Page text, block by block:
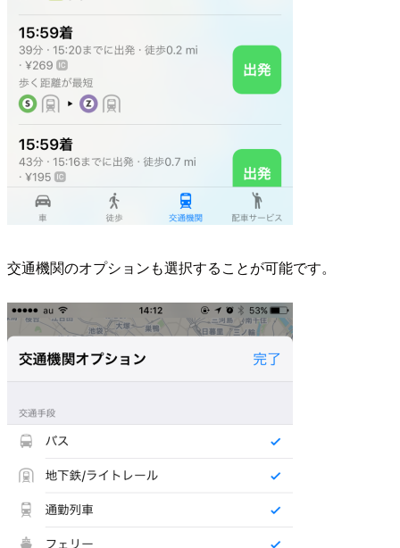
交通機関のオプションも選択することが可能です。